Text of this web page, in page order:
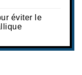
éviter le